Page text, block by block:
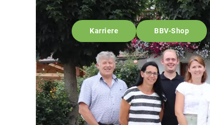
Karriere BBV-Shop